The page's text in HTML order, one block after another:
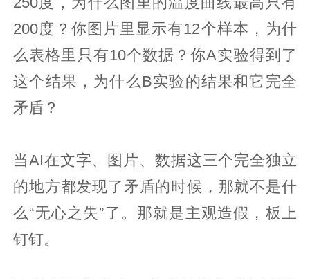
200度？你图片里显示有12个样本，为什
么表格里只有10个数据？你A实验得到了
这个结果，为什么B实验的结果和它完全
矛盾？
当AI在文字、图片、数据这三个完全独立
的地方都发现了矛盾的时候，那就不是什
么“无心之失”了。那就是主观造假，板上
钉钉。